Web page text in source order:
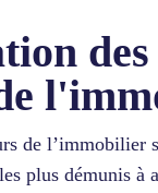
de l’immobilier
plus démunis à